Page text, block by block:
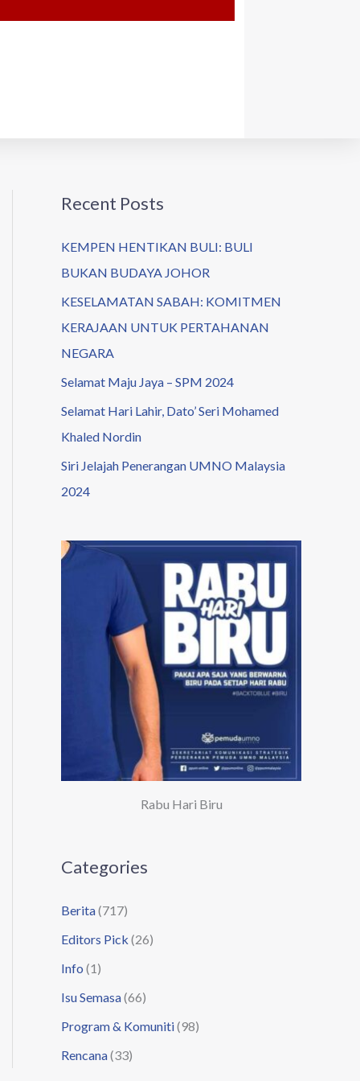
Recent Posts
KEMPEN HENTIKAN BULI: BULI
BUKAN BUDAYA JOHOR
KESELAMATAN SABAH: KOMITMEN
KERAJAAN UNTUK PERTAHANAN
NEGARA
Selamat Maju Jaya – SPM 2024
Selamat Hari Lahir, Dato’ Seri Mohamed
Khaled Nordin
Siri Jelajah Penerangan UMNO Malaysia
2024
Rabu Hari Biru
Categories
Berita(717)
Editors Pick (26)
Info (1)
Isu Semasa(66)
Program & Komuniti(98)
Rencana(33)